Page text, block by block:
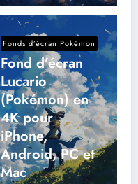
Fonds d’écran Pokémon
Fond d’écran
Lucario
(Pokémon) en
4K pour
iPhone,
Android, PC et
Mac